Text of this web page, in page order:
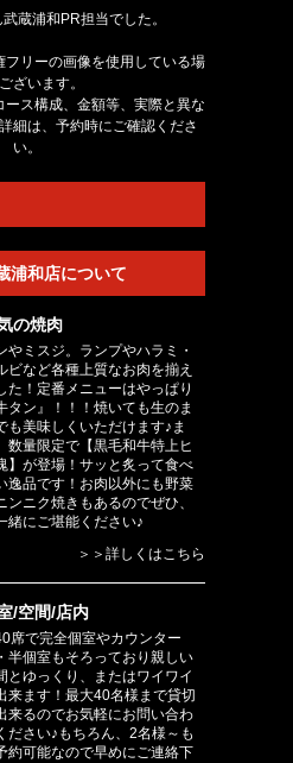
蔵浦和PR担当でした。
リーの画像を使用している場
ざいます。
ス構成、金額等、実際と異な
細は、予約時にご確認くださ
い。
浦和店について
の焼肉
やミスジ。ランプやハラミ・
ビなど各種上質なお肉を揃え
た！定番メニューはやっぱり
タン』！！！焼いても生のま
も美味しくいただけます♪ま
数量限定で【黒毛和牛特上ヒ
】が登場！サッと炙って食べ
逸品です！お肉以外にも野菜
ンニク焼きもあるのでぜひ、
緒にご堪能ください♪
＞＞詳しくはこちら
/空間/店内
席で完全個室やカウンター
半個室もそろっており親しい
とゆっくり、またはワイワイ
来ます！最大40名様まで貸切
来るのでお気軽にお問い合わ
ださい♪もちろん、2名様～も
約可能なので早めにご連絡下